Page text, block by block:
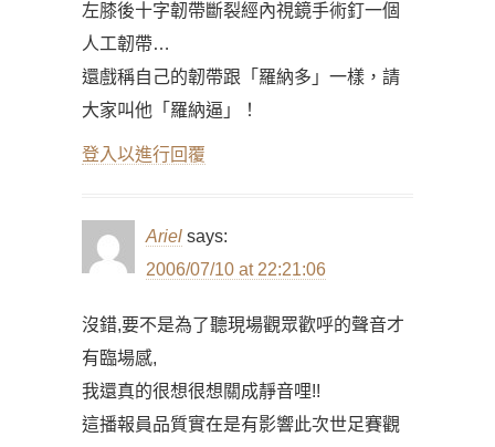
左膝後十字韌帶斷裂經內視鏡手術釘一個
人工韌帶…
還戲稱自己的韌帶跟「羅納多」一樣，請
大家叫他「羅納逼」！
登入以進行回覆
Ariel says:
2006/07/10 at 22:21:06
沒錯,要不是為了聽現場觀眾歡呼的聲音才
有臨場感,
我還真的很想很想關成靜音哩!!
這播報員品質實在是有影響此次世足賽觀